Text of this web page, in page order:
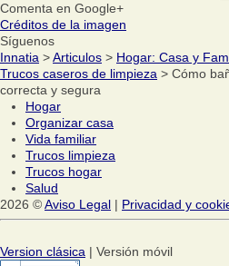
Comenta en Google+
Créditos de la imagen
Síguenos
Innatia >Articulos > Hogar: Casa y
Trucos caseros de limpieza > Cómo
correcta y segura
Hogar
Organizar casa
Vida familiar
Trucos limpieza
Trucos hogar
Salud
2026 ©Aviso Legal | Privacidad y
Version clásica | Versión móvil